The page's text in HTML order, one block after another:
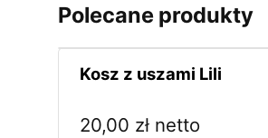
Polecane produkty
Kosz z uszami Lili
20,00 zł netto